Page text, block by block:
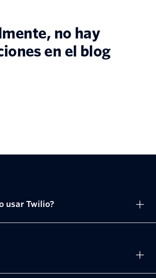
no hay
en el blog
usar Twilio?